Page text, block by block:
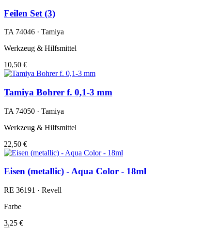
Feilen Set (3)
TA 74046 · Tamiya
Werkzeug & Hilfsmittel
10,50 €
Tamiya Bohrer f. 0,1-3 mm
TA 74050 · Tamiya
Werkzeug & Hilfsmittel
22,50 €
Eisen (metallic) - Aqua Color - 18ml
RE 36191 · Revell
Farbe
3,25 €